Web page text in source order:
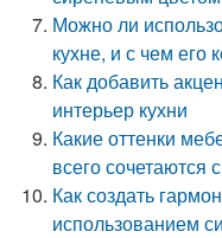
Можно ли
кухне, и с чем его
Как добавить
интерьер кухни
Какие оттенки
всего сочетаются
Как создать
использованием